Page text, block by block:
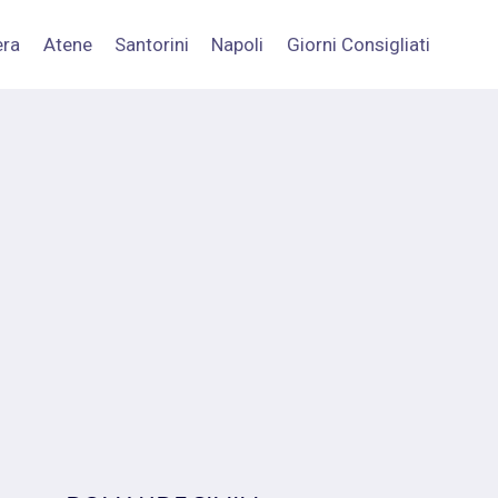
Atene Santorini Napoli Giorni Consigliati